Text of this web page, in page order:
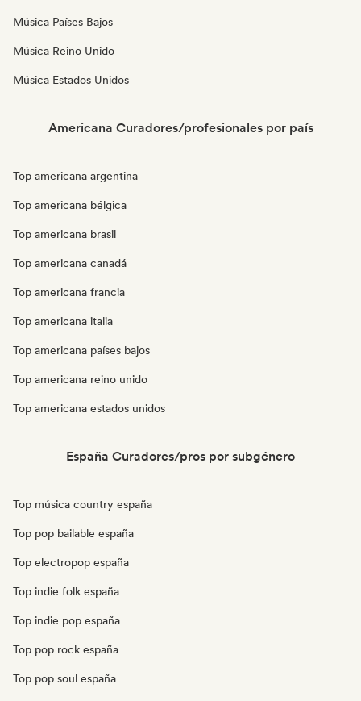
Música Países Bajos
Música Reino Unido
Música Estados Unidos
Americana Curadores/profesionales por país
Top americana argentina
Top americana bélgica
Top americana brasil
Top americana canadá
Top americana francia
Top americana italia
Top americana países bajos
Top americana reino unido
Top americana estados unidos
España Curadores/pros por subgénero
Top música country españa
Top pop bailable españa
Top electropop españa
Top indie folk españa
Top indie pop españa
Top pop rock españa
Top pop soul españa